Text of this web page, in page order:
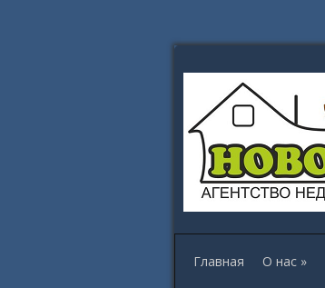
Главная О нас »